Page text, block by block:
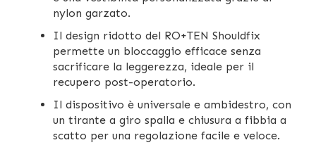
nylon garzato.
Il design ridotto del RO+TEN Shouldfix
permette un bloccaggio efficace senza
sacrificare la leggerezza, ideale per il
recupero post-operatorio.
Il dispositivo è universale e ambidestro, con
un tirante a giro spalla e chiusura a fibbia a
scatto per una regolazione facile e veloce.